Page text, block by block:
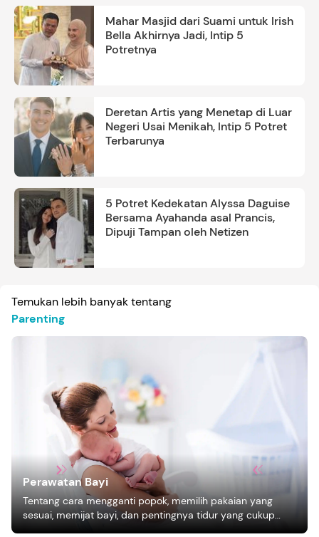
Mahar Masjid dari Suami untuk Irish
Bella Akhirnya Jadi, Intip 5
Potretnya
Deretan Artis yang Menetap di Luar
Negeri Usai Menikah, Intip 5 Potret
Terbarunya
5 Potret Kedekatan Alyssa Daguise
Bersama Ayahanda asal Prancis,
Dipuji Tampan oleh Netizen
Temukan lebih banyak tentang
Parenting
Perawatan Bayi
Tentang cara mengganti popok, memilih pakaian yang
sesuai, memijat bayi, dan pentingnya tidur yang cukup
bagi pertumbuhan bayi.